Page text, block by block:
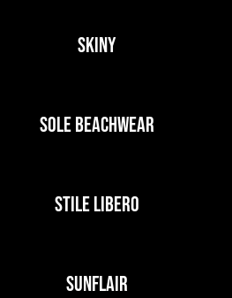
SKINY
SOLE BEACHWEAR
STILE LIBERO
SUNFLAIR